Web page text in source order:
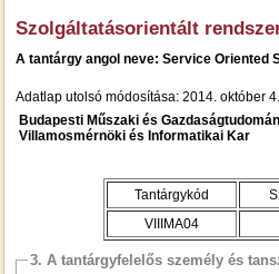
Szolgáltatásorientált
A tantárgy angol neve: Service Oriented
Adatlap utolsó módosítása: 2014. október 4.
Budapesti Műszaki és
Villamosmérnöki és Informatikai Kar
Tantárgykód
VIIIMA04
3. A tantárgyfelelős személy és